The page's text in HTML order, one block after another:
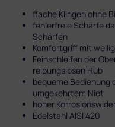
flache Klingen ohne
fehlerfreie Schärfe
Schärfen
Komfortgriff mit
Feinschleifen der
reibungslosen Hub
bequeme Bedienung
umgekehrtem Niet
hoher
Edelstahl AISI 420